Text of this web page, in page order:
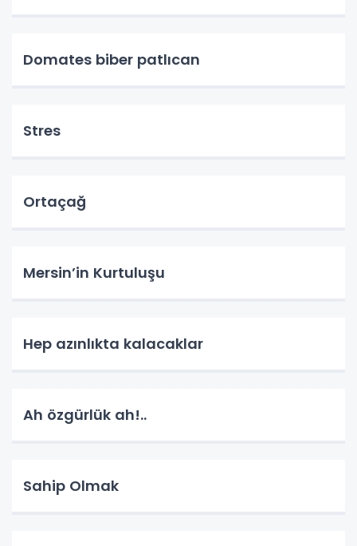
Domates biber patlıcan
Stres
Ortaçağ
Mersin’in Kurtuluşu
Hep azınlıkta kalacaklar
Ah özgürlük ah!..
Sahip Olmak